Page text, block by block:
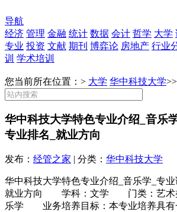
导航
经济 管理 金融 统计 数据 会计 哲学 大学
专业 投资 文献 期刊 博弈论 房地产 行业
训 学术培训
您当前所在位置：> 大学 华中科技大学>>
华中科技大学特色专业介绍_音乐
专业排名_就业方向
发布： 经管之家 | 分类： 华中科技大学
华中科技大学特色专业介绍_音乐学_专业
就业方向 学科：文学 门类：艺
乐学 业务培养目标：本专业培养具有